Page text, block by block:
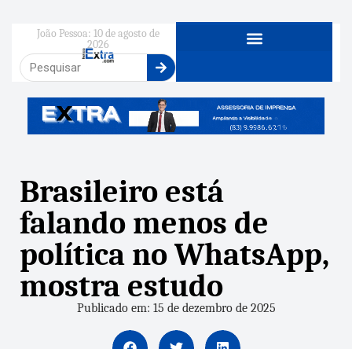
João Pessoa: 10 de agosto de
2026
Brasileiro está
falando menos de
política no WhatsApp,
mostra estudo
Publicado em: 15 de dezembro de 2025